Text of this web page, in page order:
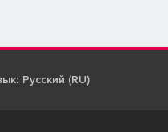
Русский (RU)